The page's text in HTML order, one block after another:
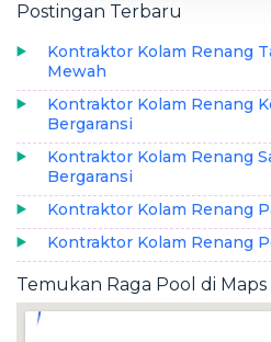
Postingan Terbaru
Kontraktor Kolam Renang
Mewah
Kontraktor Kolam Renang
Bergaransi
Kontraktor Kolam Renang
Bergaransi
Kontraktor Kolam Renang
Kontraktor Kolam Renang
Temukan Raga Pool di Maps